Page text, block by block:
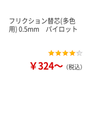
フリクション替芯(多色
用) 0.5mm パイロット
￥324～ （税込）